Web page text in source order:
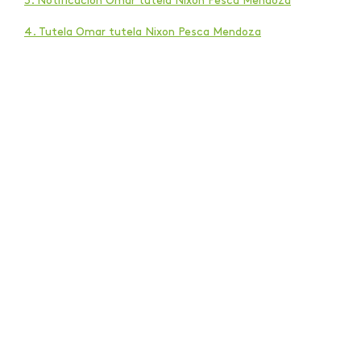
4. Tutela Omar tutela Nixon Pesca Mendoza